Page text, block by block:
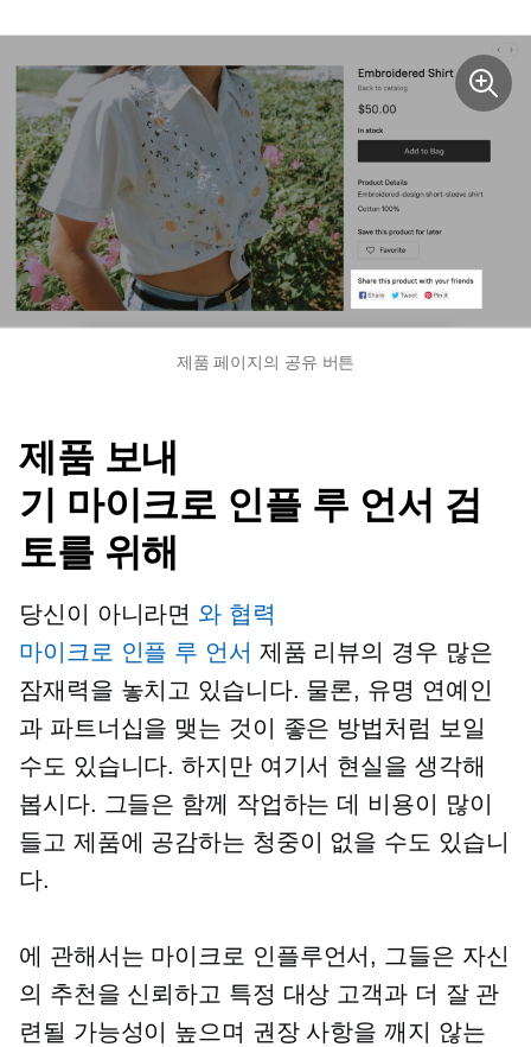
제품 페이지의 공유 버튼
제품 보내
기 마이크로 인플 루 언서 검
토를 위해
당신이 아니라면 와 협력
마이크로 인플 루 언서 제품 리뷰의 경우 많은
잠재력을 놓치고 있습니다. 물론, 유명 연예인
과 파트너십을 맺는 것이 좋은 방법처럼 보일
수도 있습니다. 하지만 여기서 현실을 생각해
봅시다. 그들은 함께 작업하는 데 비용이 많이
들고 제품에 공감하는 청중이 없을 수도 있습니
다.
에 관해서는 마이크로 인플루언서, 그들은 자신
의 추천을 신뢰하고 특정 대상 고객과 더 잘 관
련될 가능성이 높으며 권장 사항을 깨지 않는